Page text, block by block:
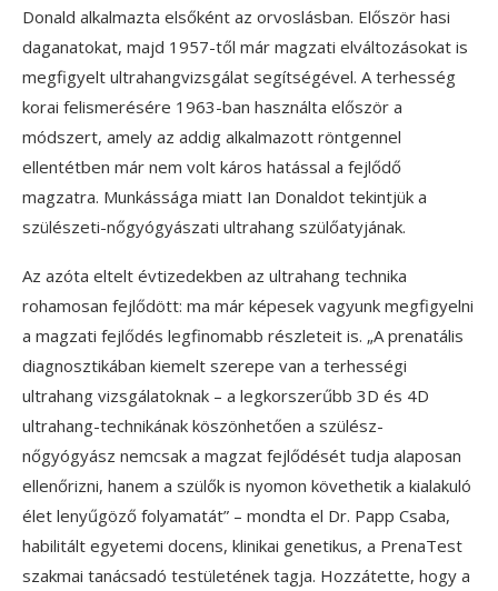
Donald alkalmazta elsőként az orvoslásban. Először hasi
daganatokat, majd 1957-től már magzati elváltozásokat is
megfigyelt ultrahangvizsgálat segítségével. A terhesség
korai felismerésére 1963-ban használta először a
módszert, amely az addig alkalmazott röntgennel
ellentétben már nem volt káros hatással a fejlődő
magzatra. Munkássága miatt Ian Donaldot tekintjük a
szülészeti-nőgyógyászati ultrahang szülőatyjának.
Az azóta eltelt évtizedekben az ultrahang technika
rohamosan fejlődött: ma már képesek vagyunk megfigyelni
a magzati fejlődés legfinomabb részleteit is. „A prenatális
diagnosztikában kiemelt szerepe van a terhességi
ultrahang vizsgálatoknak – a legkorszerűbb 3D és 4D
ultrahang-technikának köszönhetően a szülész-
nőgyógyász nemcsak a magzat fejlődését tudja alaposan
ellenőrizni, hanem a szülők is nyomon követhetik a kialakuló
élet lenyűgöző folyamatát” – mondta el Dr. Papp Csaba,
habilitált egyetemi docens, klinikai genetikus, a PrenaTest
szakmai tanácsadó testületének tagja. Hozzátette, hogy a